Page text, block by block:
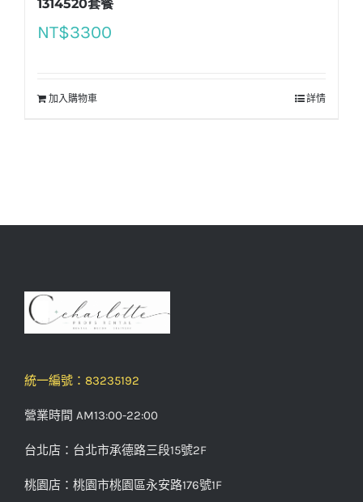
1314520套餐
NT$3300
加入購物車 詳情
統一編號：83235192
營業時間 AM13:00-22:00
台北店：台北市承德路三段15號2F
桃園店：桃園市桃園區永安路176號1F